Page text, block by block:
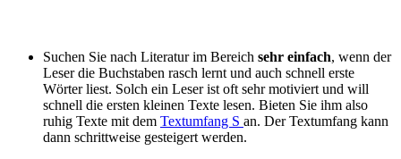
Suchen Sie nach Literatur im Bereich sehr einfach, wenn der
Leser die Buchstaben rasch lernt und auch schnell erste
Wörter liest. Solch ein Leser ist oft sehr motiviert und will
schnell die ersten kleinen Texte lesen. Bieten Sie ihm also
ruhig Texte mit dem Textumfang S an. Der Textumfang kann
dann schrittweise gesteigert werden.